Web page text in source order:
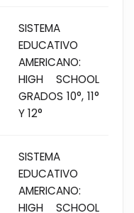
SISTEMA
EDUCATIVO
AMERICANO:
HIGH SCHOOL
GRADOS 10°, 11°
Y 12°
SISTEMA
EDUCATIVO
AMERICANO:
HIGH SCHOOL